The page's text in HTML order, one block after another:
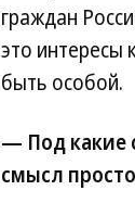
граждан
это интересы
быть особой.
— Под какие
смысл